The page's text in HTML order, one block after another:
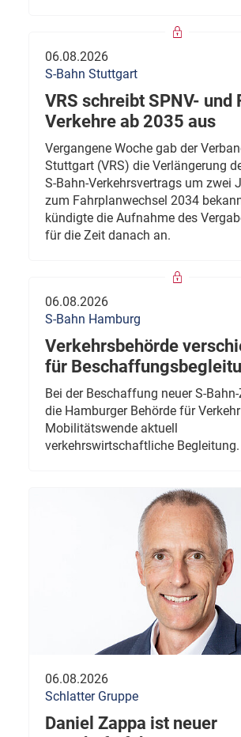
06.08.2026
S-Bahn Stuttgart
VRS schreibt SPNV- und
Verkehre ab 2035 aus
Vergangene Woche gab der
Stuttgart (VRS) die Verlängerung
S-Bahn-Verkehrsvertrags um zwei
zum Fahrplanwechsel 2034
kündigte die Aufnahme des
für die Zeit danach an.
06.08.2026
S-Bahn Hamburg
Verkehrsbehörde
für
Bei der Beschaffung neuer S-
die Hamburger Behörde für
Mobilitätswende aktuell
verkehrswirtschaftliche Begleitung.
06.08.2026
Schlatter Gruppe
Daniel Zappa ist neuer